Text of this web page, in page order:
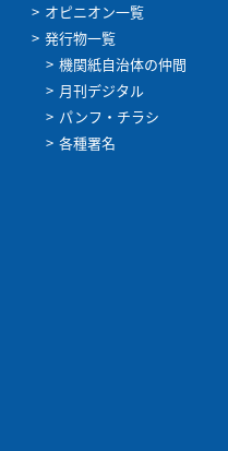
オピニオン一覧
発行物一覧
機関紙自治体の仲間
月刊デジタル
パンフ・チラシ
各種署名